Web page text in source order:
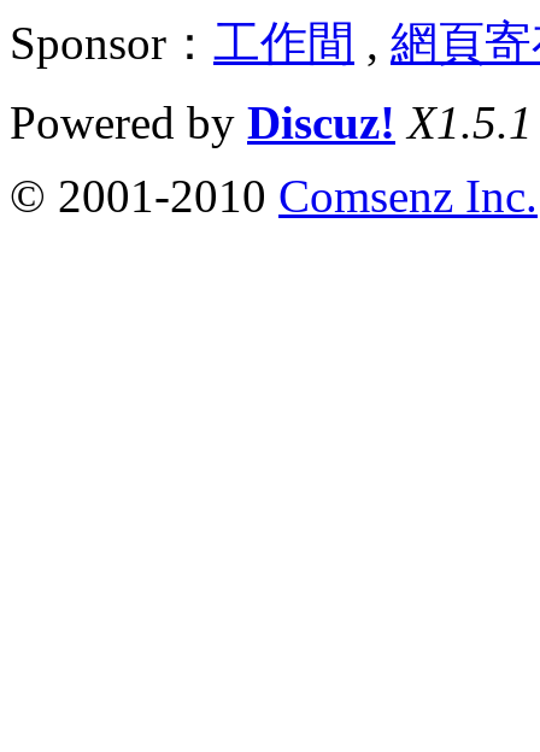
Sponsor： 工作間 , 網頁
Powered by Discuz! X1.5.1
© 2001-2010 Comsenz Inc.